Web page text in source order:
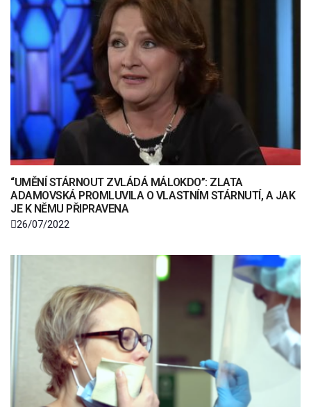
“UMĚNÍ STÁRNOUT ZVLÁDÁ MÁLOKDO”: ZLATA
ADAMOVSKÁ PROMLUVILA O VLASTNÍM STÁRNUTÍ, A JAK
JE K NĚMU PŘIPRAVENA
26/07/2022